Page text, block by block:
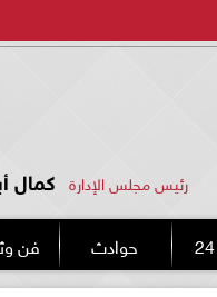
رئيس مجلس الإدارة كمال
حوادث فن